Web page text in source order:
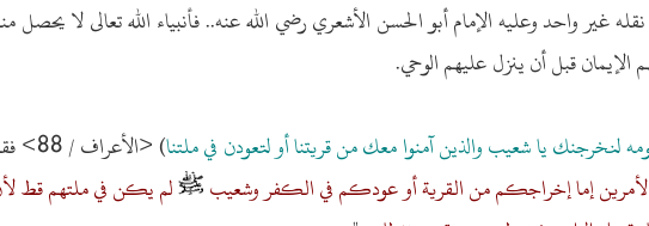
غير واحد وعليه الإمام أبو الحسن الأشعري رضي الله عنه.. فأنبياء الله تعالى لا
الإيمان قبل أن ينزل عليهم الوحي.
لنخرجنك يا شعيب والذين آمنوا معك من قريتنا أو لتعودن في ملتنا
)
إما إخراجكم من القرية أو عودكم في الكفر وشعيب
لم يكن في ملتهم قط لأن